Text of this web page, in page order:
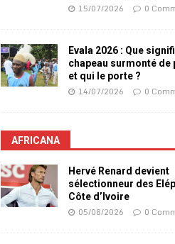
15/07/2026 0
Evala 2026 : Que
chapeau surmonté de
et qui le porte ?
14/07/2026 0
AFRICANA
Hervé Renard devient
sélectionneur des
Côte d’Ivoire
05/08/2026 0